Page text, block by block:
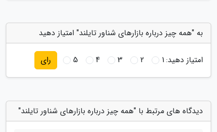
به "همه چیز درباره بازارهای شناور تایلند" امتیاز دهید
امتیاز دهید:1
2
3
4
5 رای
دیدگاه های مرتبط با "همه چیز درباره بازارهای شناور تایلند"